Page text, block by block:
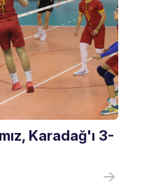
Karadağ'ı 3-